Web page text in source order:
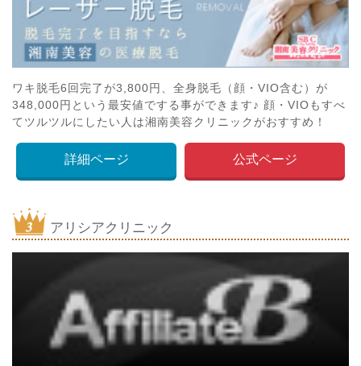
ワキ脱毛6回完了が3,800円、全身脱毛（顔・VIO含む）が
348,000円という最安値でする事ができます♪ 顔・VIOもすべ
てツルツルにしたい人は湘南美容クリニックがおすすめ！
詳細ページ 公式ページ
アリシアクリニック